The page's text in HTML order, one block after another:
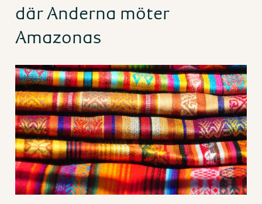
där Anderna möter
Amazonas